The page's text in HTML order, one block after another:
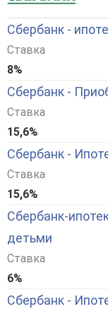
Сбербанк -
Ставка
8%
Сбербанк -
Ставка
15,6%
Сбербанк -
Ставка
15,6%
Сбербанк-
детьми
Ставка
6%
Сбербанк -